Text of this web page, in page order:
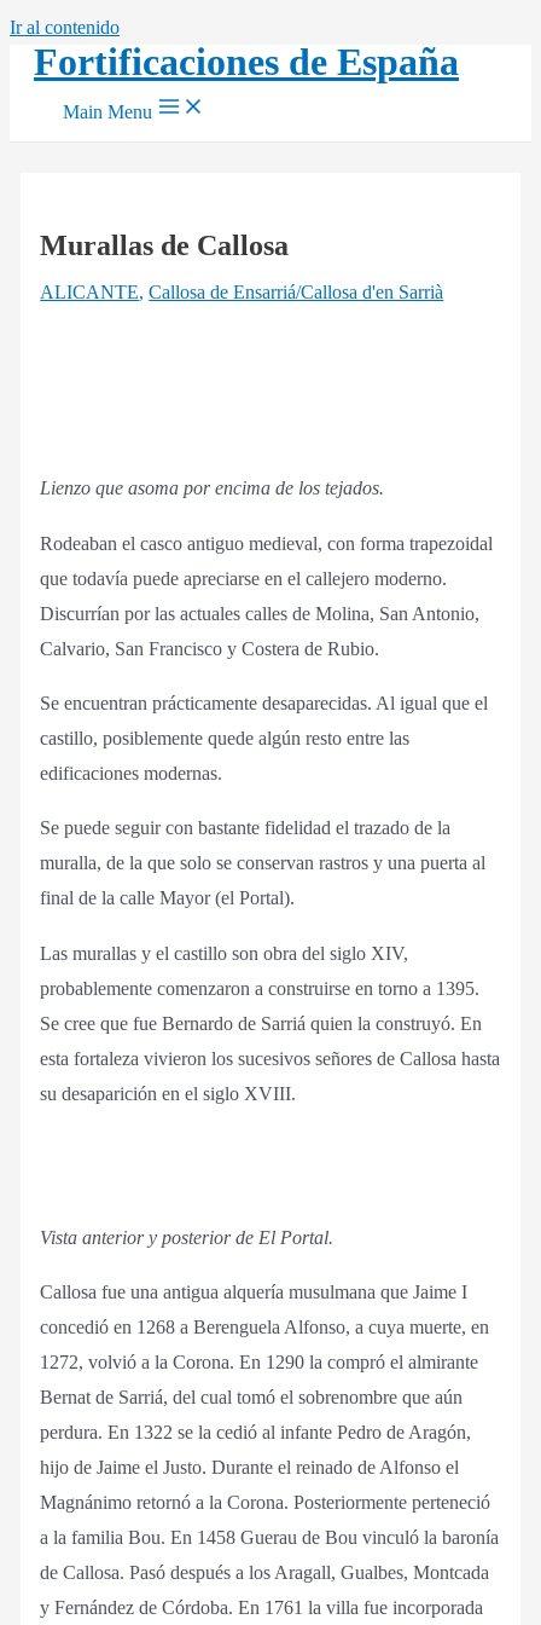
Ir al contenido
Fortificaciones de España
Main Menu
Murallas de Callosa
ALICANTE,Callosa de Ensarriá/Callosa d'en Sarrià
Lienzo que asoma por encima de los tejados.
Rodeaban el casco antiguo medieval, con forma trapezoidal
que todavía puede apreciarse en el callejero moderno.
Discurrían por las actuales calles de Molina, San Antonio,
Calvario, San Francisco y Costera de Rubio.
Se encuentran prácticamente desaparecidas. Al igual que el
castillo, posiblemente quede algún resto entre las
edificaciones modernas.
Se puede seguir con bastante fidelidad el trazado de la
muralla, de la que solo se conservan rastros y una puerta al
final de la calle Mayor (el Portal).
Las murallas y el castillo son obra del siglo XIV,
probablemente comenzaron a construirse en torno a 1395.
Se cree que fue Bernardo de Sarriá quien la construyó. En
esta fortaleza vivieron los sucesivos señores de Callosa hasta
su desaparición en el siglo XVIII.
Vista anterior y posterior de El Portal.
Callosa fue una antigua alquería musulmana que Jaime I
concedió en 1268 a Berenguela Alfonso, a cuya muerte, en
1272, volvió a la Corona. En 1290 la compró el almirante
Bernat de Sarriá, del cual tomó el sobrenombre que aún
perdura. En 1322 se la cedió al infante Pedro de Aragón,
hijo de Jaime el Justo. Durante el reinado de Alfonso el
Magnánimo retornó a la Corona. Posteriormente perteneció
a la familia Bou. En 1458 Guerau de Bou vinculó la baronía
de Callosa. Pasó después a los Aragall, Gualbes, Montcada
y Fernández de Córdoba. En 1761 la villa fue incorporada